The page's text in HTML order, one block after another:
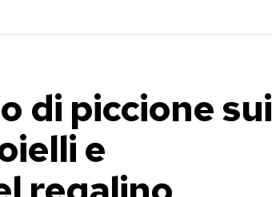
di piccione sui
e